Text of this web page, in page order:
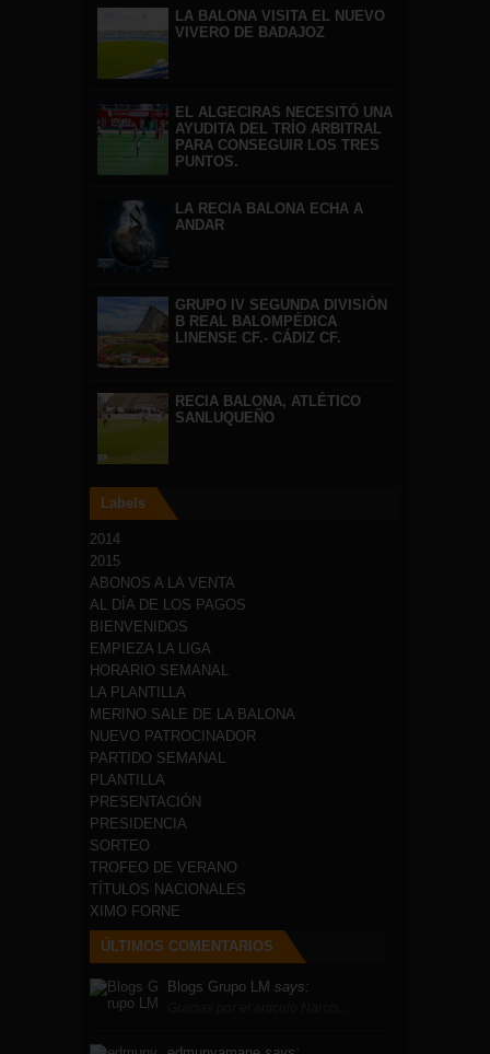
LA BALONA VISITA EL NUEVO
VIVERO DE BADAJOZ
EL ALGECIRAS NECESITÓ UNA
AYUDITA DEL TRÍO ARBITRAL
PARA CONSEGUIR LOS TRES
PUNTOS.
LA RECIA BALONA ECHA A
ANDAR
GRUPO IV SEGUNDA DIVISIÓN
B REAL BALOMPÉDICA
LINENSE CF.- CÁDIZ CF.
RECIA BALONA, ATLÉTICO
SANLUQUEÑO
Labels
2014
2015
ABONOS A LA VENTA
AL DÍA DE LOS PAGOS
BIENVENIDOS
EMPIEZA LA LIGA
HORARIO SEMANAL
LA PLANTILLA
MERINO SALE DE LA BALONA
NUEVO PATROCINADOR
PARTIDO SEMANAL
PLANTILLA
PRESENTACIÓN
PRESIDENCIA
SORTEO
TROFEO DE VERANO
TÍTULOS NACIONALES
XIMO FORNE
ÚLTIMOS COMENTARIOS
Blogs Grupo LM says: